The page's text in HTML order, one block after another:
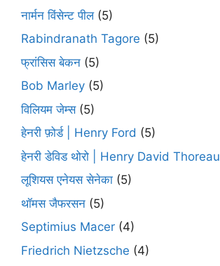
नार्मन विंसेन्ट पील(5)
Rabindranath Tagore (5)
फ्रांसिस बेकन (5)
Bob Marley (5)
विलियम जेम्स(5)
हेनरी फ़ोर्ड | Henry Ford (5)
हेनरी डेविड थोरो | Henry David Thoreau
लूशियस एनेयस सेनेका (5)
थॉमस जैफरसन (5)
Septimius Macer (4)
Friedrich Nietzsche (4)